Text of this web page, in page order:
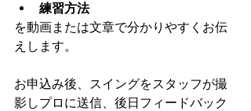
練習方法
を動画または文章で分かりやすくお伝
えします。
お申込み後、スイングをスタッフが撮
影しプロに送信、後日フィードバック